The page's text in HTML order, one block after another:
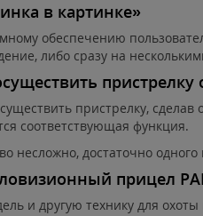
в картинке»
обеспечению
либо сразу на
пристрелку,
соответствующая функция.
несложно, достаточно
прицел
и другую технику для